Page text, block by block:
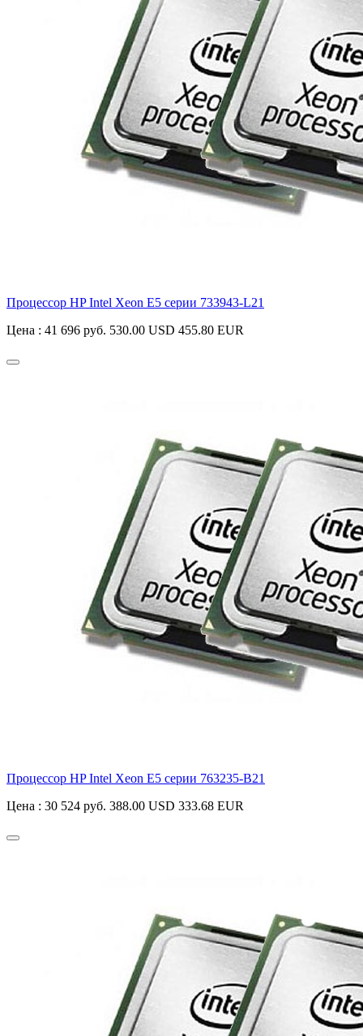
Процессор HP Intel Xeon E5 серии 733943-L21
Цена : 41 696 руб. 530.00 USD 455.80 EUR
Процессор HP Intel Xeon E5 серии 763235-B21
Цена : 30 524 руб. 388.00 USD 333.68 EUR